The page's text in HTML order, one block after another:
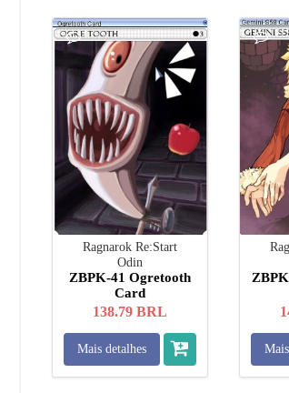
Ragnarok Re:Start
Odin
ZBPK-41 Ogretooth
Card
138.79 BRL
Mais detalhes